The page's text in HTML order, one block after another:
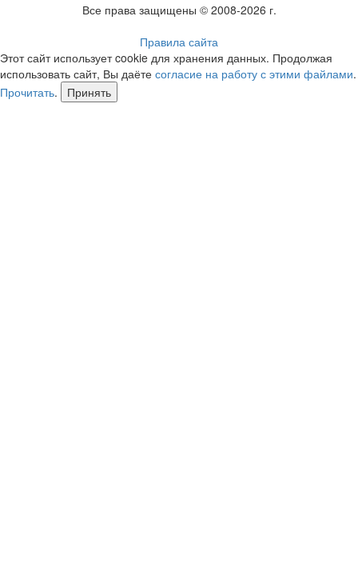
Все права защищены © 2008-2026 г.
Правила сайта
Этот сайт использует cookie для хранения данных. Продолжая
использовать сайт, Вы даёте согласие на работу с этими файлами.
Прочитать. Принять